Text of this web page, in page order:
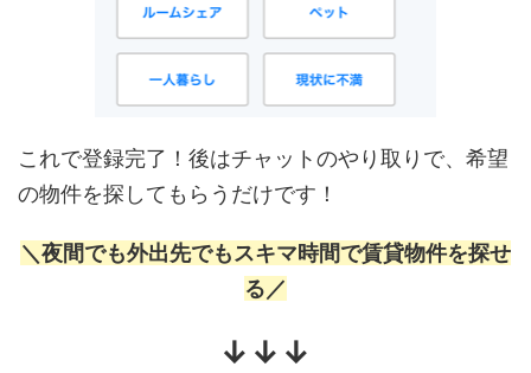
これで登録完了！後はチャットのやり取りで、希望
の物件を探してもらうだけです！
＼夜間でも外出先でもスキマ時間で賃貸物件を探せ
る／
↓↓↓